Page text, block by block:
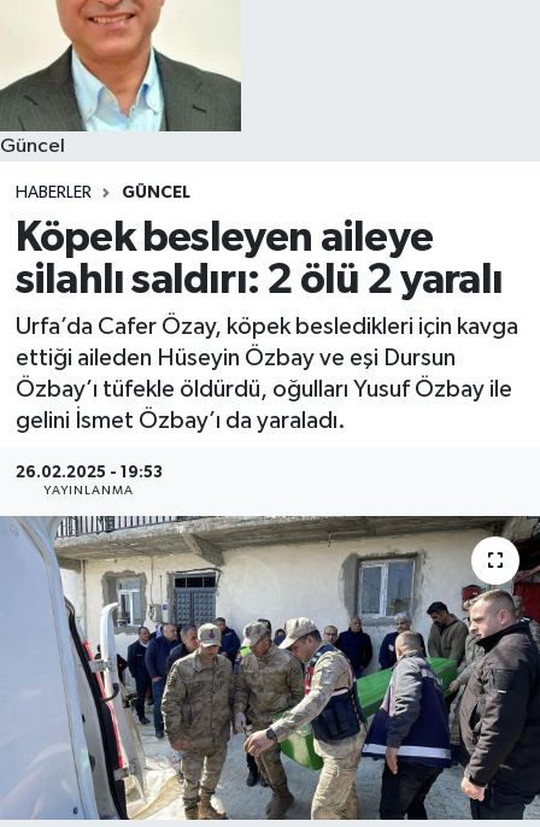
Güncel
HABERLER GÜNCEL
Köpek besleyen aileye
silahlı saldırı: 2 ölü 2 yaralı
Urfa’da Cafer Özay, köpek besledikleri için kavga
ettiği aileden Hüseyin Özbay ve eşi Dursun
Özbay’ı tüfekle öldürdü, oğulları Yusuf Özbay ile
gelini İsmet Özbay’ı da yaraladı.
26.02.2025 - 19:53
YAYINLANMA